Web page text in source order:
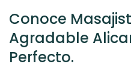
Conoce
Agradable
Perfecto.